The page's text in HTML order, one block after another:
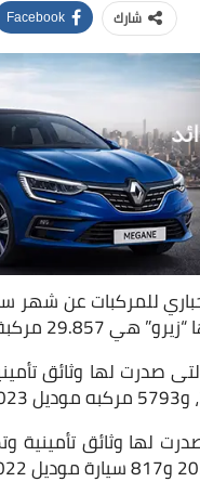
شارك Facebook
29.857 مركبة.